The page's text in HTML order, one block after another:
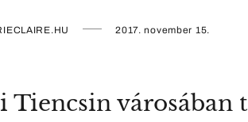
2017. november 15.
Tiencsin városában